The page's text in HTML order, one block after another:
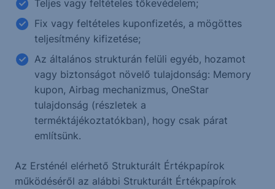
Teljes vagy feltételes tőkevédelem;
Fix vagy feltételes kuponfizetés, a mögöttes
teljesítmény kifizetése;
Az általános strukturán felüli egyéb, hozamot
vagy biztonságot növelő tulajdonság: Memory
kupon, Airbag mechanizmus, OneStar
tulajdonság (részletek a
terméktájékoztatókban), hogy csak párat
említsünk.
Az Ersténél elérhető Strukturált Értékpapírok
működéséről az alábbi Strukturált Értékpapírok